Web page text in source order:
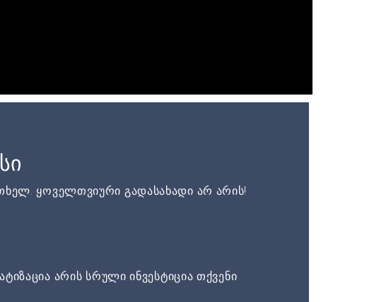
ყოველთვიური გადასახადი არ არის!
არის სრული ინვესტიცია თქვენი